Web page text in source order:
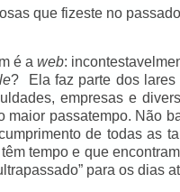
que fizeste no
é a web:
? Ela faz parte dos lares
empresas e
passatempo. Não
de todas as
tempo e que
para os dias